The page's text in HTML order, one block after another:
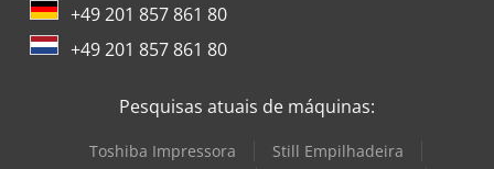
+49 201 857 861 80
+49 201 857 861 80
Pesquisas atuais de máquinas:
Toshiba Impressora
Still Empilhadeira